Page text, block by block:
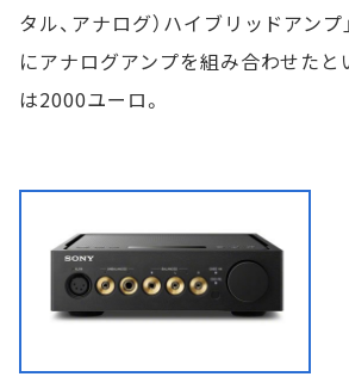
タル、アナログ）ハイブリッドアン
にアナログアンプを組み合わせたと
は2000ユーロ。